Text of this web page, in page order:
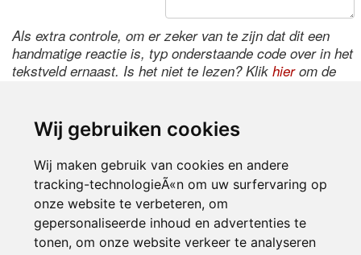
Wij gebruiken cookies
Wij maken gebruik van cookies en andere
tracking-technologieÃ«n om uw surfervaring op
onze website te verbeteren, om
gepersonaliseerde inhoud en advertenties te
tonen, om onze website verkeer te analyseren
Als extra controle, om er zeker van te zijn dat dit een
handmatige reactie is, typ onderstaande code over in het
tekstveld ernaast. Is het niet te lezen? Klik hierom de